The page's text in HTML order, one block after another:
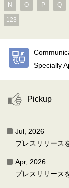
N O P Q
123
Specially
Pickup
Jul, 2026
プレスリリース
Apr, 2026
プレスリリース